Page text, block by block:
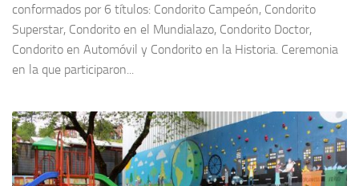
conformados por 6 títulos: Condorito Campeón, Condorito
Superstar, Condorito en el Mundialazo, Condorito Doctor,
Condorito en Automóvil y Condorito en la Historia. Ceremonia
en la que participaron...